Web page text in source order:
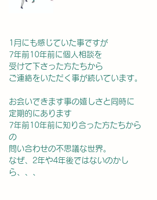
1月にも感じていた事ですが
7年前10年前に個人相談を
受けて下さった方たちから
ご連絡をいただく事が続いています。
お会いできます事の嬉しさと同時に
定期的にあります
7年前10年前に知り合った方たちから
の
問い合わせの不思議な世界。
なぜ、2年や4年後ではないのかし
ら、、、